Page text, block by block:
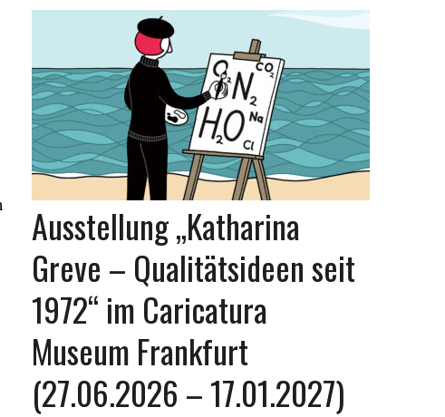
Ausstellung „Katharina
Greve – Qualitätsideen seit
1972“ im Caricatura
Museum Frankfurt
(27.06.2026 – 17.01.2027)